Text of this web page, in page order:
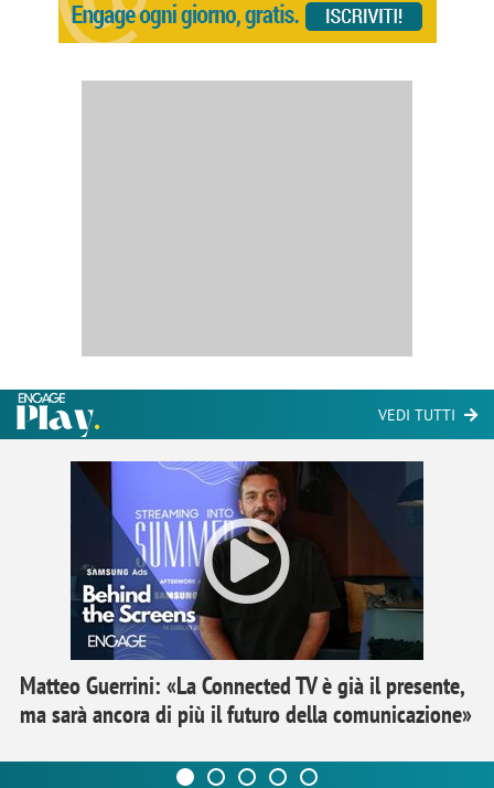
VEDI TUTTI
Matteo Guerrini: «La Connected TV è già il presente,
ma sarà ancora di più il futuro della comunicazione»